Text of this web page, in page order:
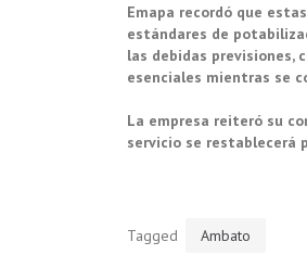
Emapa recordó que
estándares de
las debidas previsiones,
esenciales mientras se
La empresa reiteró su
servicio se restablecerá
Tagged Ambato